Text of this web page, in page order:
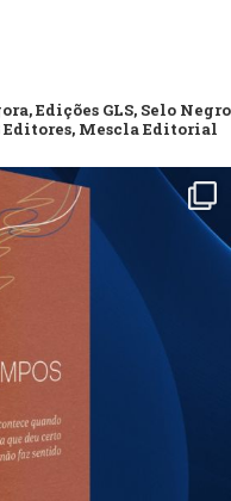
Edições GLS, Selo Negro
Mescla Editorial